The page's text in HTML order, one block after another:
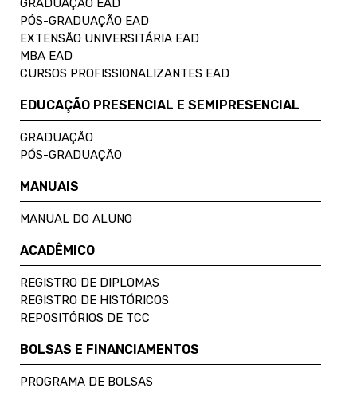
PÓS-GRADUAÇÃO EAD
EXTENSÃO UNIVERSITÁRIA EAD
MBA EAD
CURSOS PROFISSIONALIZANTES EAD
EDUCAÇÃO PRESENCIAL E SEMIPRESENCIAL
GRADUAÇÃO
PÓS-GRADUAÇÃO
MANUAIS
MANUAL DO ALUNO
ACADÊMICO
REGISTRO DE DIPLOMAS
REGISTRO DE HISTÓRICOS
REPOSITÓRIOS DE TCC
BOLSAS E FINANCIAMENTOS
PROGRAMA DE BOLSAS